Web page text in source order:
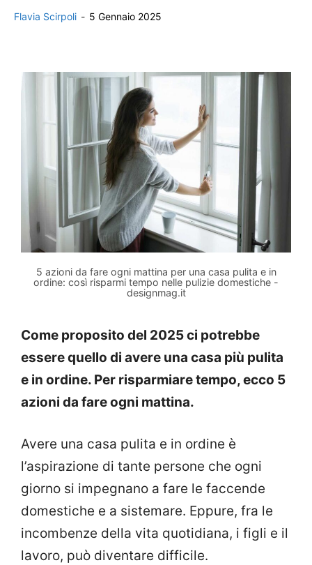
Flavia Scirpoli - 5 Gennaio 2025
5 azioni da fare ogni mattina per una casa pulita e in
ordine: così risparmi tempo nelle pulizie domestiche -
designmag.it
Come proposito del 2025 ci potrebbe
essere quello di avere una casa più pulita
e in ordine. Per risparmiare tempo, ecco 5
azioni da fare ogni mattina.
Avere una casa pulita e in ordine è
l’aspirazione di tante persone che ogni
giorno si impegnano a fare le faccende
domestiche e a sistemare. Eppure, fra le
incombenze della vita quotidiana, i figli e il
lavoro, può diventare difficile.